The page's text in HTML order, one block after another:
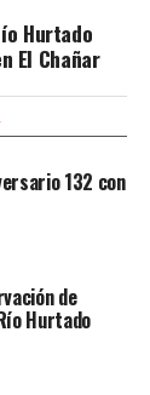
Hurtado
El Chañar
132 con
de
Hurtado